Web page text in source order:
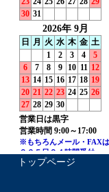
トップページ